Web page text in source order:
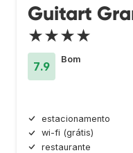
Guitart
★★★★
7.9
Bom
estacionamento
wi-fi (grátis)
restaurante